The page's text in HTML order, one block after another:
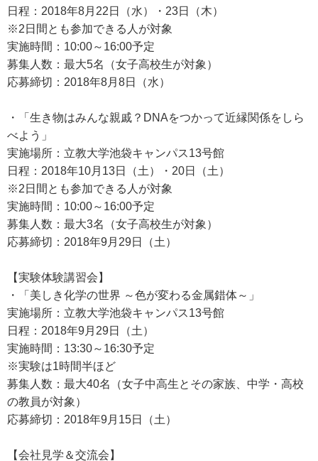
日程：2018年8月22日（水）・23日（木）
※2日間とも参加できる人が対象
実施時間：10:00～16:00予定
募集人数：最大5名（女子高校生が対象）
応募締切：2018年8月8日（水）
・「生き物はみんな親戚？DNAをつかって近縁関係をしら
べよう」
実施場所：立教大学池袋キャンパス13号館
日程：2018年10月13日（土）・20日（土）
※2日間とも参加できる人が対象
実施時間：10:00～16:00予定
募集人数：最大3名（女子高校生が対象）
応募締切：2018年9月29日（土）
【実験体験講習会】
・「美しき化学の世界 ～色が変わる金属錯体～」
実施場所：立教大学池袋キャンパス13号館
日程：2018年9月29日（土）
実施時間：13:30～16:30予定
※実験は1時間半ほど
募集人数：最大40名（女子中高生とその家族、中学・高校
の教員が対象）
応募締切：2018年9月15日（土）
【会社見学＆交流会】